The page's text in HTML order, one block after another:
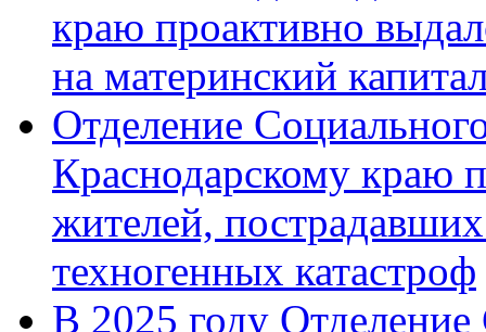
краю проактивно
на материнский
Отделение
Краснодарскому краю
жителей,
техногенных катастроф
В 2025 году